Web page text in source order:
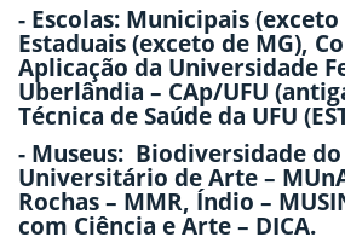
- Escolas: Municipais
Estaduais (exceto de MG),
Aplicação da Universidade
Uberlândia – CAp/UFU
Técnica de Saúde da UFU
- Museus: Biodiversidade do
Universitário de Arte –
Rochas – MMR, Índio –
com Ciência e Arte – DICA.